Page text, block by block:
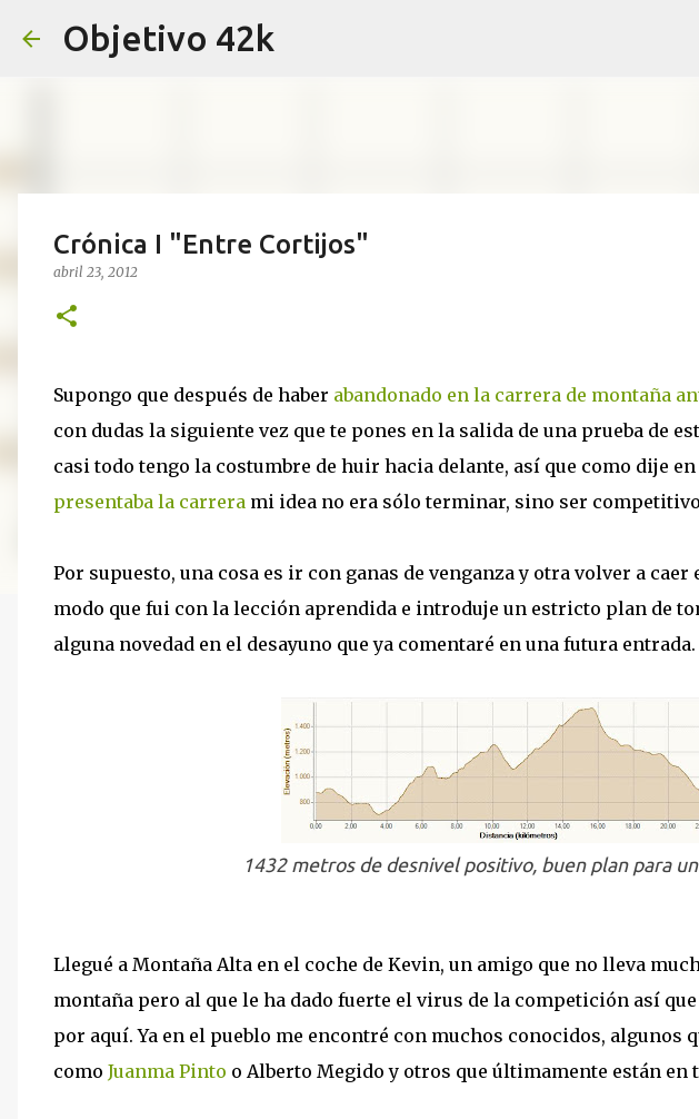
Objetivo 42k
Crónica I "Entre Cortijos"
abril 23, 2012
Supongo que después de haber abandonado en la carrera de montaña
con dudas la siguiente vez que te pones en la salida de una prueba de
casi todo tengo la costumbre de huir hacia delante, así que como dije
presentaba la carrera mi idea no era sólo terminar, sino ser
Por supuesto, una cosa es ir con ganas de venganza y otra volver a
modo que fui con la lección aprendida e introduje un estricto plan de
alguna novedad en el desayuno que ya comentaré en una futura entrada.
1432 metros de desnivel positivo, buen plan para
Llegué a Montaña Alta en el coche de Kevin, un amigo que no lleva
montaña pero al que le ha dado fuerte el virus de la competición así
por aquí. Ya en el pueblo me encontré con muchos conocidos, algunos
como Juanma Pinto o Alberto Megido y otros que últimamente están en